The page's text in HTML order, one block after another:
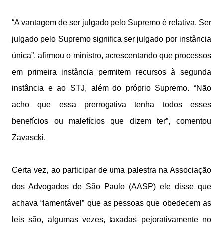
“A vantagem de ser julgado pelo Supremo é relativa. Ser
julgado pelo Supremo significa ser julgado por instância
única”, afirmou o ministro, acrescentando que processos
em primeira instância permitem recursos à segunda
instância e ao STJ, além do próprio Supremo. “Não
acho que essa prerrogativa tenha todos esses
benefícios ou malefícios que dizem ter”, comentou
Zavascki.
Certa vez, ao participar de uma palestra na Associação
dos Advogados de São Paulo (AASP) ele disse que
achava “lamentável” que as pessoas que obedecem as
leis são, algumas vezes, taxadas pejorativamente no